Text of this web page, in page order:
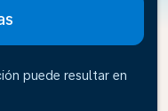
puede resultar en